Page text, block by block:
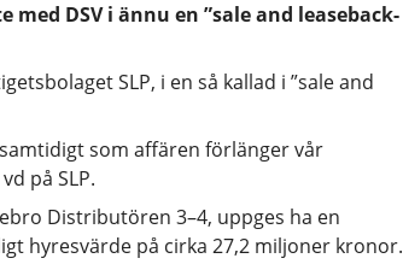
DSV i ännu en ”sale and leaseback-
SLP, i en så kallad i ”sale and
som affären förlänger vår
på SLP.
Distributören 3–4, uppges ha en
hyresvärde på cirka 27,2 miljoner kronor.